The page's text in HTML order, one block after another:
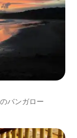
バンガロー